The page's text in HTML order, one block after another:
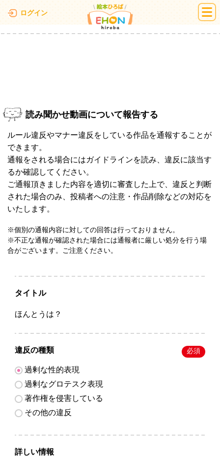
ログイン 絵本ひろば
読み聞かせ動画について報告する
ルール違反やマナー違反をしている作品を通報することが
できます。
通報をされる場合にはガイドラインを読み、違反に該当す
るか確認してください。
ご通報頂きました内容を適切に審査した上で、違反と判断
された場合のみ、投稿者への注意・作品削除などの対応を
いたします。
※個別の通報内容に対しての回答は行っておりません。
※不正な通報が確認された場合には通報者に厳しい処分を行う場
合がございます。ご注意ください。
タイトル
ほんとうは？
違反の種類 必須
過剰な性的表現
過剰なグロテスク表現
著作権を侵害している
その他の違反
詳しい情報